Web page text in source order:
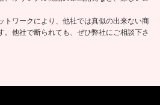
トワークにより、他社では真似の出来ない商
。他社で断られても、ぜひ弊社にご相談下さ